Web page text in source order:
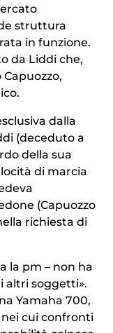
struttura
in funzione.
da Liddi che,
dalla
(deceduto a
della sua
di marcia
(Capuozzo
richiesta di
la pm – non ha
altri soggetti».
Yamaha 700,
cui confronti